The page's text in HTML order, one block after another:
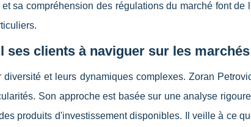
sa compréhension des régulations du marché font de
ses clients à naviguer sur les
et leurs dynamiques complexes. Zoran
Son approche est basée sur une analyse
produits d'investissement disponibles. Il veille à ce